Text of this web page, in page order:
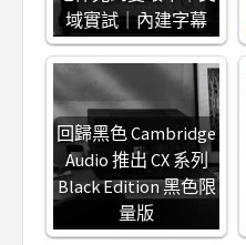
域實試｜內建字幕
回歸黑色 Cambridge
Audio 推出 CX 系列
Black Edition 黑色限
量版